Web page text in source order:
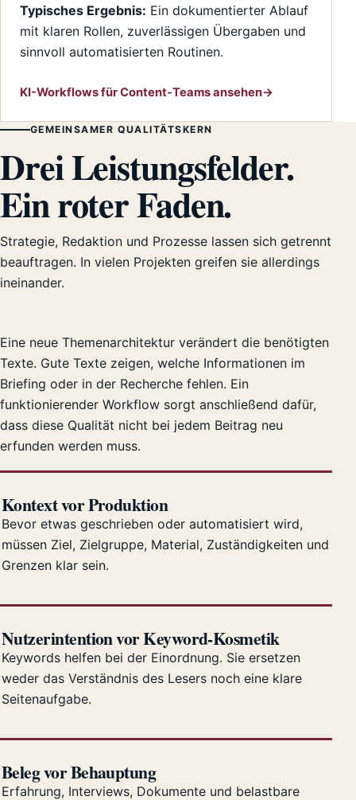
Typisches Ergebnis: Ein dokumentierter Ablauf
mit klaren Rollen, zuverlässigen Übergaben und
sinnvoll automatisierten Routinen.
KI-Workflows für Content-Teams ansehen
GEMEINSAMER QUALITÄTSKERN
Drei Leistungsfelder.
Ein roter Faden.
Strategie, Redaktion und Prozesse lassen sich getrennt
beauftragen. In vielen Projekten greifen sie allerdings
ineinander.
Eine neue Themenarchitektur verändert die benötigten
Texte. Gute Texte zeigen, welche Informationen im
Briefing oder in der Recherche fehlen. Ein
funktionierender Workflow sorgt anschließend dafür,
dass diese Qualität nicht bei jedem Beitrag neu
erfunden werden muss.
Kontext vor Produktion
Bevor etwas geschrieben oder automatisiert wird,
müssen Ziel, Zielgruppe, Material, Zuständigkeiten und
Grenzen klar sein.
Nutzerintention vor Keyword-Kosmetik
Keywords helfen bei der Einordnung. Sie ersetzen
weder das Verständnis des Lesers noch eine klare
Seitenaufgabe.
Beleg vor Behauptung
Erfahrung, Interviews, Dokumente und belastbare